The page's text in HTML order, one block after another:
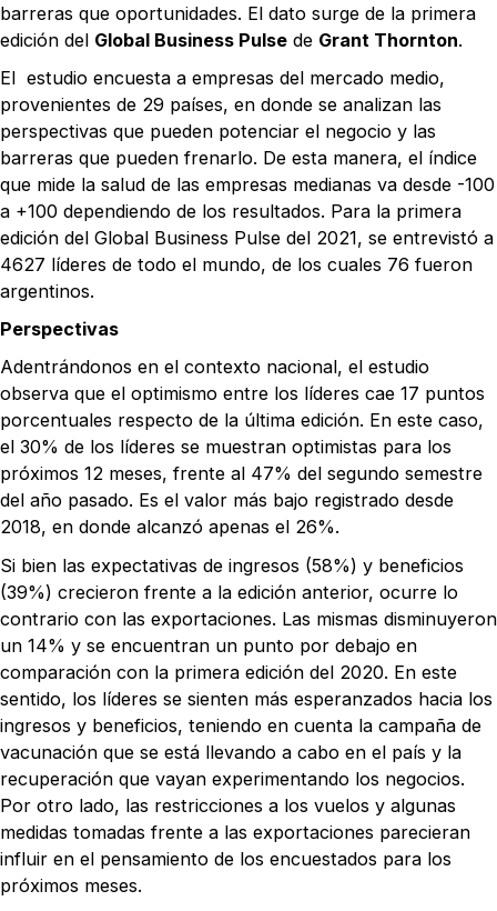
barreras que oportunidades. El dato surge de la primera
edición del Global Business Pulse de Grant Thornton.
El estudio encuesta a empresas del mercado medio,
provenientes de 29 países, en donde se analizan las
perspectivas que pueden potenciar el negocio y las
barreras que pueden frenarlo. De esta manera, el índice
que mide la salud de las empresas medianas va desde -100
a +100 dependiendo de los resultados. Para la primera
edición del Global Business Pulse del 2021, se entrevistó a
4627 líderes de todo el mundo, de los cuales 76 fueron
argentinos.
Perspectivas
Adentrándonos en el contexto nacional, el estudio
observa que el optimismo entre los líderes cae 17 puntos
porcentuales respecto de la última edición. En este caso,
el 30% de los líderes se muestran optimistas para los
próximos 12 meses, frente al 47% del segundo semestre
del año pasado. Es el valor más bajo registrado desde
2018, en donde alcanzó apenas el 26%.
Si bien las expectativas de ingresos (58%) y beneficios
(39%) crecieron frente a la edición anterior, ocurre lo
contrario con las exportaciones. Las mismas disminuyeron
un 14% y se encuentran un punto por debajo en
comparación con la primera edición del 2020. En este
sentido, los líderes se sienten más esperanzados hacia los
ingresos y beneficios, teniendo en cuenta la campaña de
vacunación que se está llevando a cabo en el país y la
recuperación que vayan experimentando los negocios.
Por otro lado, las restricciones a los vuelos y algunas
medidas tomadas frente a las exportaciones parecieran
influir en el pensamiento de los encuestados para los
próximos meses.